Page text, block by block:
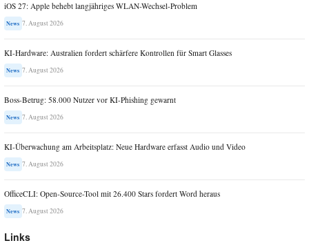
iOS 27: Apple behebt langjähriges WLAN-Wechsel-Problem
News 7. August 2026
KI-Hardware: Australien fordert schärfere Kontrollen für Smart Glasses
News 7. August 2026
Boss-Betrug: 58.000 Nutzer vor KI-Phishing gewarnt
News 7. August 2026
KI-Überwachung am Arbeitsplatz: Neue Hardware erfasst Audio und Video
News 7. August 2026
OfficeCLI: Open-Source-Tool mit 26.400 Stars fordert Word heraus
News 7. August 2026
Links